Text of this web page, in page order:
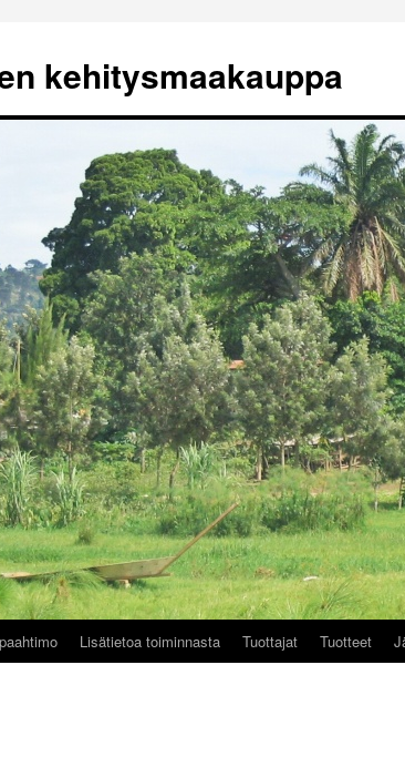
kehitysmaakauppa
Lisätietoa toiminnasta Tuottajat Tuotteet